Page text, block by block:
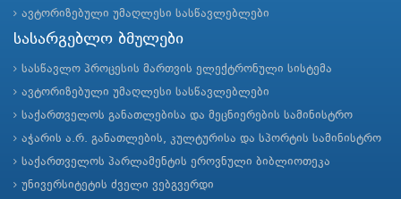
ავტორიზებული უმაღლესი სასწავლებლები
სასარგებლო ბმულები
სასწავლო პროცესის მართვის ელექტრონული სისტემა
ავტორიზებული უმაღლესი სასწავლებლები
საქართველოს განათლებისა და მეცნიერების სამინისტრო
აჭარის ა.რ. განათლების, კულტურისა და სპორტის სამინისტრო
საქართველოს პარლამენტის ეროვნული ბიბლიოთეკა
უნივერსიტეტის ძველი ვებგვერდი